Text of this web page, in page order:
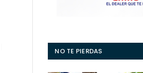
NO TE PIERDAS